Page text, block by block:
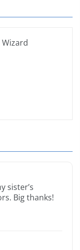
sister’s
Big thanks!